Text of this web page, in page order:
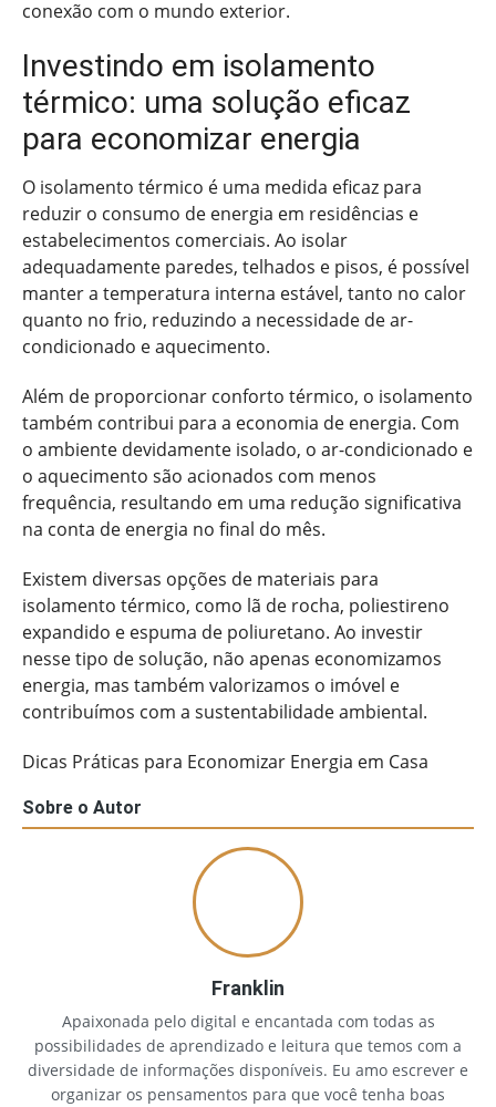
conexão com o mundo exterior.
Investindo em isolamento
térmico: uma solução eficaz
para economizar energia
O isolamento térmico é uma medida eficaz para
reduzir o consumo de energia em residências e
estabelecimentos comerciais. Ao isolar
adequadamente paredes, telhados e pisos, é possível
manter a temperatura interna estável, tanto no calor
quanto no frio, reduzindo a necessidade de ar-
condicionado e aquecimento.
Além de proporcionar conforto térmico, o isolamento
também contribui para a economia de energia. Com
o ambiente devidamente isolado, o ar-condicionado e
o aquecimento são acionados com menos
frequência, resultando em uma redução significativa
na conta de energia no final do mês.
Existem diversas opções de materiais para
isolamento térmico, como lã de rocha, poliestireno
expandido e espuma de poliuretano. Ao investir
nesse tipo de solução, não apenas economizamos
energia, mas também valorizamos o imóvel e
contribuímos com a sustentabilidade ambiental.
Dicas Práticas para Economizar Energia em Casa
Sobre o Autor
Franklin
Apaixonada pelo digital e encantada com todas as
possibilidades de aprendizado e leitura que temos com a
diversidade de informações disponíveis. Eu amo escrever e
organizar os pensamentos para que você tenha boas